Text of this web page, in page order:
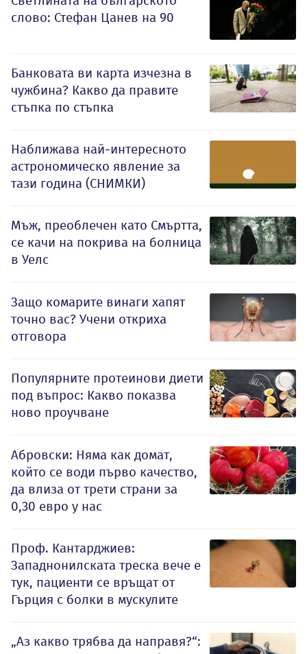
слово: Стефан Цанев на 90
Банковата ви карта изчезна в
чужбина? Какво да правите
стъпка по стъпка
Наближава най-интересното
астрономическо явление за
тази година (СНИМКИ)
Мъж, преоблечен като Смъртта,
се качи на покрива на болница
в Уелс
Защо комарите винаги хапят
точно вас? Учени откриха
отговора
Популярните протеинови диети
под въпрос: Какво показва
ново проучване
Абровски: Няма как домат,
който се води първо качество,
да влиза от трети страни за
0,30 евро у нас
Проф. Кантарджиев:
Западнонилската треска вече е
тук, пациенти се връщат от
Гърция с болки в мускулите
„Аз какво трябва да направя?“: